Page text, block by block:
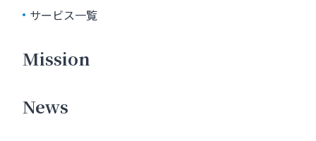
サービス一覧
Mission
News